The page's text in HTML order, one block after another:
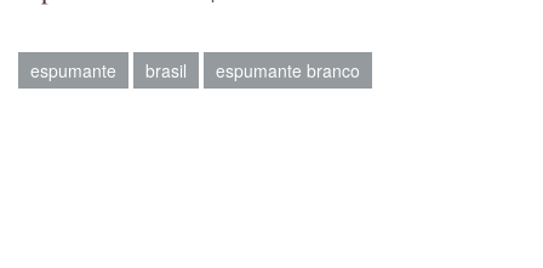
espumante brasil espumante branco